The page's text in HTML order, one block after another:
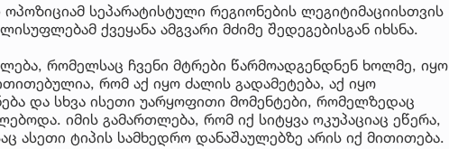
სეპარატისტული რეგიონების ლეგიტიმაციისთვის
ქვეყანა ამგვარი მძიმე შედეგებისგან იხსნა.
რომელსაც ჩვენი მტრები წარმოადგენდნენ ხოლმე, იყო
რომ აქ იყო ძალის გადამეტება, აქ იყო
და სხვა ისეთი უარყოფითი მომენტები, რომელზედაც
იმის გამართლება, რომ იქ სიტყვა ოკუპაციაც ეწერა,
ასეთი ტიპის სამხედრო დანაშაულებზე არის იქ მითითება.